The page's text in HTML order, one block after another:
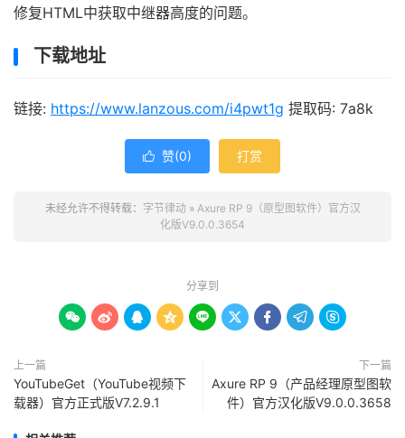
修复HTML中获取中继器高度的问题。
下载地址
链接: https://www.lanzous.com/i4pwt1g 提取码: 7a8k
 赞(0) 打赏
未经允许不得转载： 字节律动» Axure RP 9（原型图软件）官方汉
化版V9.0.0.3654
分享到
        
上一篇
YouTubeGet（YouTube视频下
载器）官方正式版V7.2.9.1
下一篇
Axure RP 9（产品经理原型图软
件）官方汉化版V9.0.0.3658